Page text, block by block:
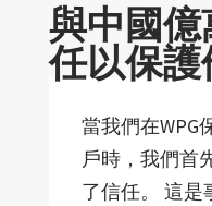
與中國
任以保護
當我們在WPG
戶時，我們首
了信任。 這是